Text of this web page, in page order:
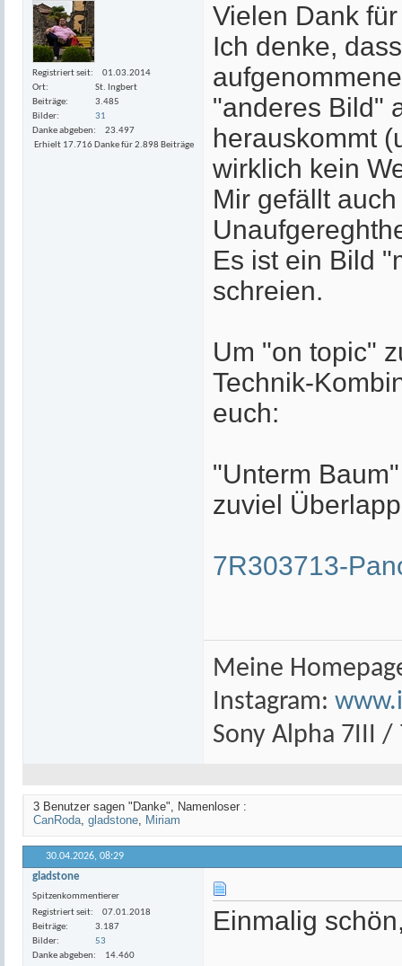
Registriert seit
01.03.2014
Ort
St. Ingbert
Beiträge
3.485
Bilder
31
Danke abgeben
23.497
Erhielt 17.716 Danke für 2.898 Beiträge
Vielen Dank
Ich denke,
"anderes Bild"
herauskommt
wirklich kein
Mir gefällt
Es ist ein Bild
schreien.
Um "on topic"
Technik-
euch:
"Unterm
zuviel
7R303713-
Meine
Instagram:
Sony Alpha 7III
3 Benutzer sagen "Danke", Namenloser :
CanRoda, gladstone, Miriam
30.04.2026, 08:29
gladstone
Spitzenkommentierer
Registriert seit
07.01.2018
Beiträge
3.187
Bilder
53
Danke abgeben
14.460
Einmalig